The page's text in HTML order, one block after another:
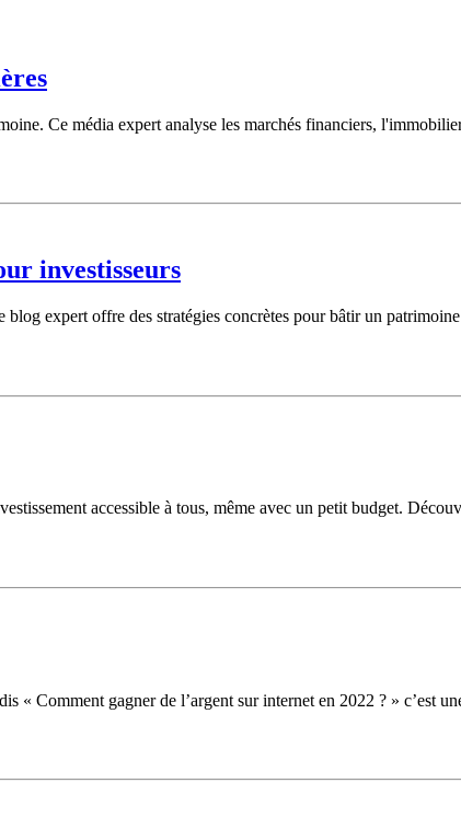
Ce média expert analyse les marchés financiers,
investisseurs
expert offre des stratégies concrètes pour bâtir un
accessible à tous, même avec un petit budget.
« Comment gagner de l’argent sur internet en 2022 ? » c’est